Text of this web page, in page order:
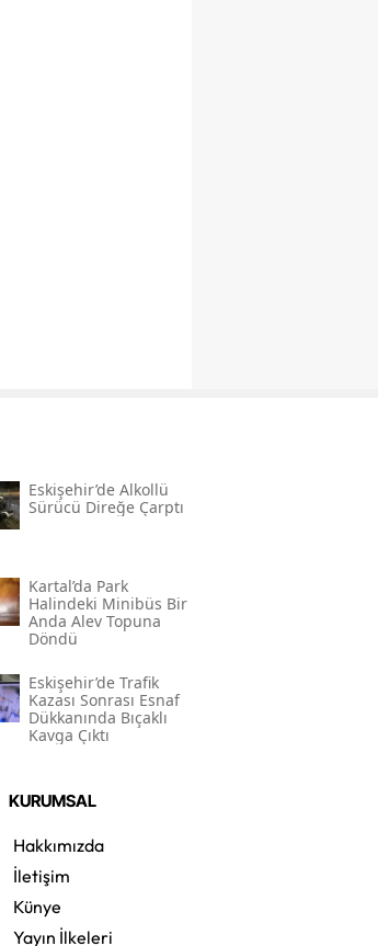
Eskişehir’de Alkollü
Sürücü Direğe Çarptı
Kartal’da Park
Halindeki Minibüs Bir
Anda Alev Topuna
Döndü
Eskişehir’de Trafik
Kazası Sonrası Esnaf
Dükkanında Bıçaklı
Kavga Çıktı
KURUMSAL
Hakkımızda
İletişim
Künye
Yayın İlkeleri